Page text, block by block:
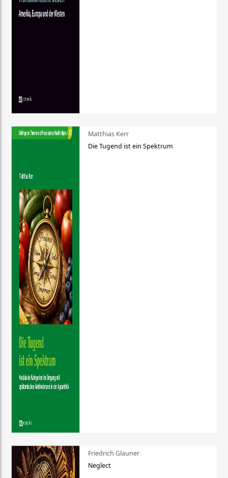
Matthias Kerr
Die Tugend ist ein Spektrum
Friedrich Glauner
Neglect